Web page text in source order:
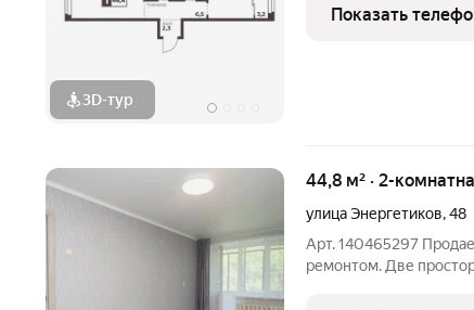
3D-тур
Показать
44,8 м² · 2-
улица Энергетиков,48
Арт. 140465297
ремонтом. Две